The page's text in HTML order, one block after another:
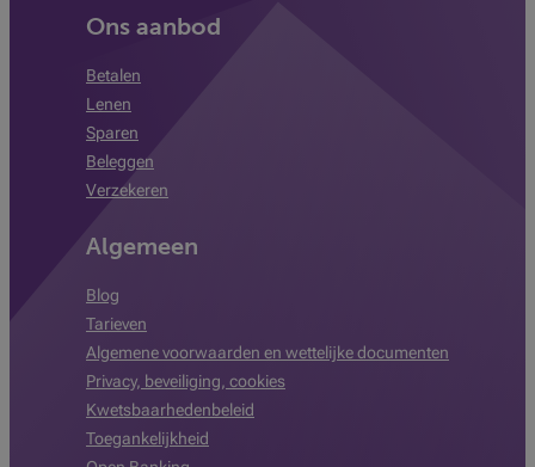
Ons aanbod
Betalen
Lenen
Sparen
Beleggen
Verzekeren
Algemeen
Blog
Tarieven
Algemene voorwaarden en wettelijke documenten
Privacy, beveiliging, cookies
Kwetsbaarhedenbeleid
Toegankelijkheid